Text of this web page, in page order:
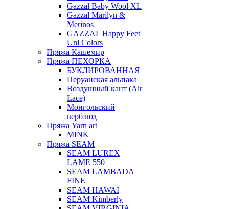
Gazzal Baby Wool XL
Gazzal Marilyn &
Merinos
GAZZAL Happy Feet
Uni Colors
Пряжа Кашемир
Пряжа ПЕХОРКА
БУКЛИРОВАННАЯ
Перуанская альпака
Воздушный кант (Air
Lace)
Монгольский
верблюд
Пряжа Yarn art
MINK
Пряжа SEAM
SEAM LUREX
LAME 550
SEAM LAMBADA
FINE
SEAM HAWAI
SEAM Kimberly